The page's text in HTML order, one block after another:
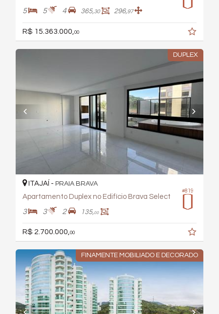
5 5 4 365,30 296,97
R$ 15.363.000, 00
DUPLEX
#819
ITAJAÍ - PRAIA BRAVA
Apartamento Duplex no Edifício Brava Select
3 3 2 135,00
R$ 2.700.000, 00
FINAMENTE MOBILIADO E DECORADO